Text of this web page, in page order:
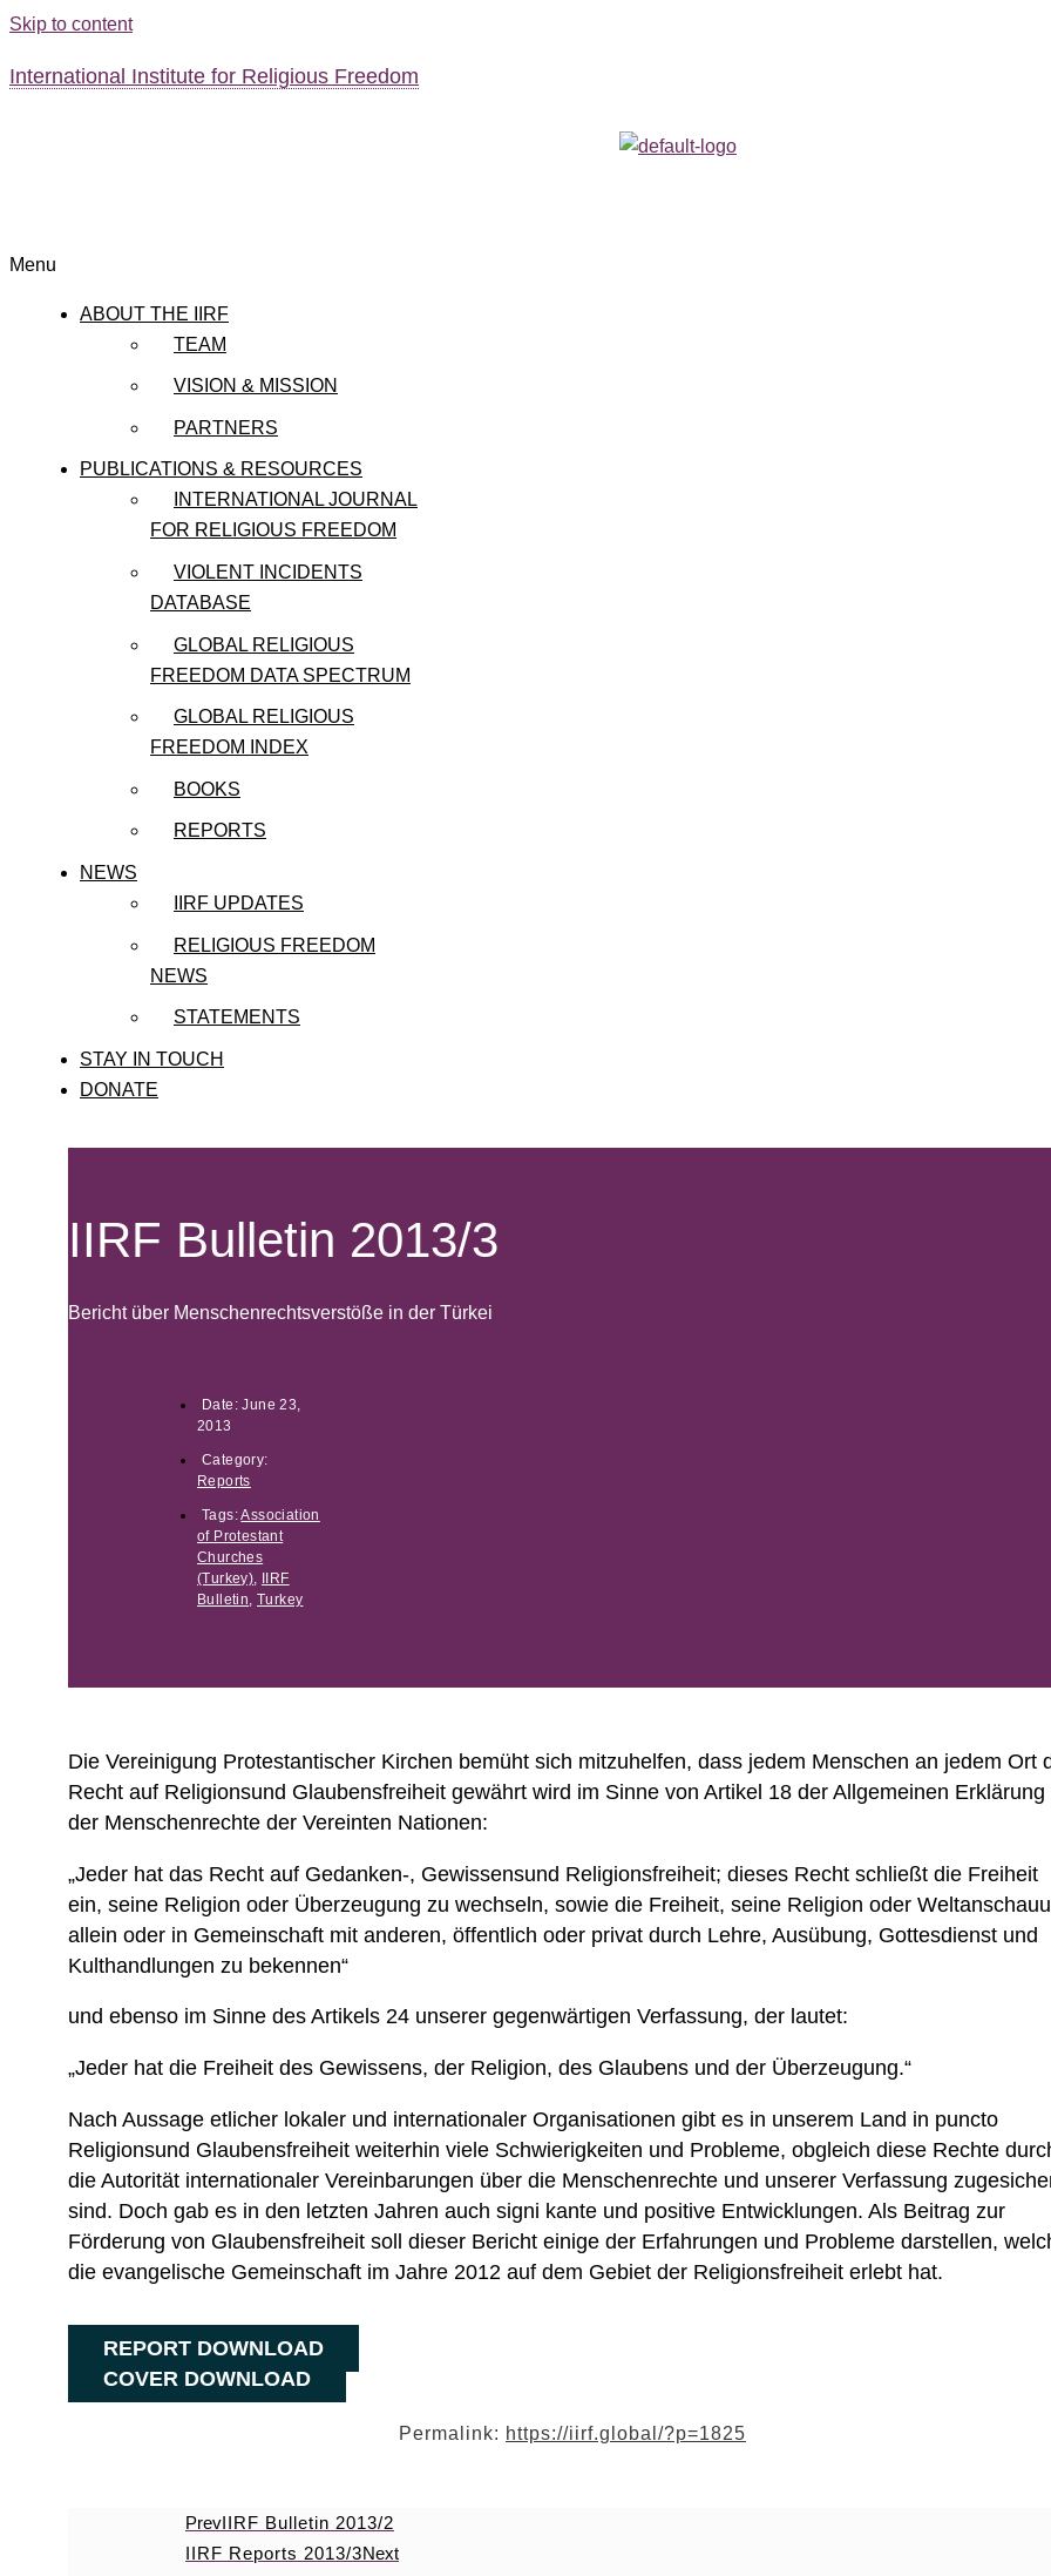
Skip to content
International Institute for Religious Freedom
Menu
ABOUT THE IIRF
TEAM
VISION & MISSION
PARTNERS
PUBLICATIONS & RESOURCES
INTERNATIONAL JOURNAL
FOR RELIGIOUS FREEDOM
VIOLENT INCIDENTS
DATABASE
GLOBAL RELIGIOUS
FREEDOM DATA SPECTRUM
GLOBAL RELIGIOUS
FREEDOM INDEX
BOOKS
REPORTS
NEWS
IIRF UPDATES
RELIGIOUS FREEDOM
NEWS
STATEMENTS
STAY IN TOUCH
DONATE
IIRF Bulletin 2013/3
Bericht über Menschenrechtsverstöße in der Türkei
Date: June 23,
2013
Category:
Reports
Tags:Association
of Protestant
Churches
(Turkey),
IIRF
Bulletin,Turkey
Die Vereinigung Protestantischer Kirchen bemüht sich mitzuhelfen, dass jedem Menschen an jedem Ort
Recht auf Religionsund Glaubensfreiheit gewährt wird im Sinne von Artikel 18 der Allgemeinen Erklärung
der Menschenrechte der Vereinten Nationen:
„Jeder hat das Recht auf Gedanken-, Gewissensund Religionsfreiheit; dieses Recht schließt die Freiheit
ein, seine Religion oder Überzeugung zu wechseln, sowie die Freiheit, seine Religion oder
allein oder in Gemeinschaft mit anderen, öffentlich oder privat durch Lehre, Ausübung, Gottesdienst und
Kulthandlungen zu bekennen“
und ebenso im Sinne des Artikels 24 unserer gegenwärtigen Verfassung, der lautet:
„Jeder hat die Freiheit des Gewissens, der Religion, des Glaubens und der Überzeugung.“
Nach Aussage etlicher lokaler und internationaler Organisationen gibt es in unserem Land in puncto
Religionsund Glaubensfreiheit weiterhin viele Schwierigkeiten und Probleme, obgleich diese Rechte
die Autorität internationaler Vereinbarungen über die Menschenrechte und unserer Verfassung
sind. Doch gab es in den letzten Jahren auch signi kante und positive Entwicklungen. Als Beitrag zur
Förderung von Glaubensfreiheit soll dieser Bericht einige der Erfahrungen und Probleme darstellen,
die evangelische Gemeinschaft im Jahre 2012 auf dem Gebiet der Religionsfreiheit erlebt hat.
REPORT DOWNLOAD
COVER DOWNLOAD
Permalink: https://iirf.global/?p=1825
PrevIIRF Bulletin 2013/2
IIRF Reports 2013/3Next